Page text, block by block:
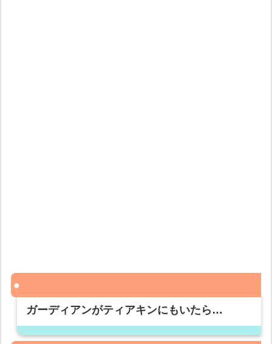
ガーディアンがティアキンにもいたら…